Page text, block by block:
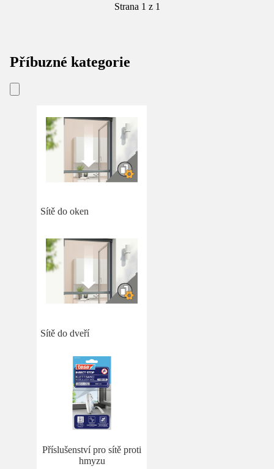
Strana 1 z 1
Příbuzné kategorie
Sítě do oken
Sítě do dveří
Příslušenství pro sítě proti
hmyzu